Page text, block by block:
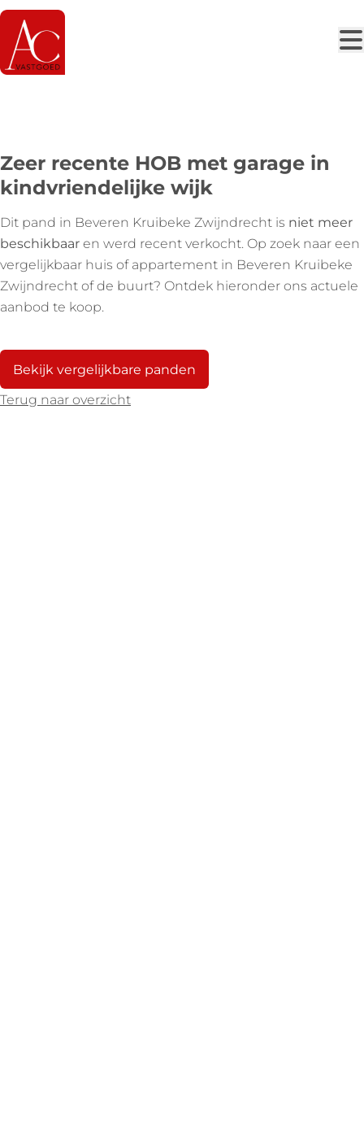
Ga naar hoofdinhoud
Zeer recente HOB met garage in
kindvriendelijke wijk
Dit pand in Beveren Kruibeke Zwijndrecht is niet meer
beschikbaaren werd recent verkocht. Op zoek naar een
vergelijkbaar huis of appartement in Beveren Kruibeke
Zwijndrecht of de buurt? Ontdek hieronder ons actuele
aanbod te koop.
Bekijk vergelijkbare panden
Terug naar overzicht